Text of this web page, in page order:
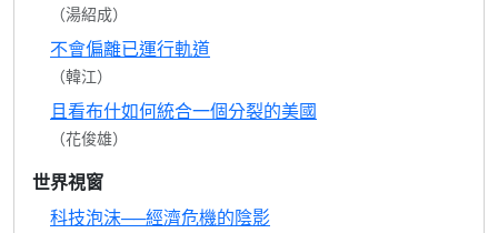
（湯紹成）
不會偏離已運行軌道
（韓江）
且看布什如何統合一個分裂的美國
（花俊雄）
世界視窗
科技泡沫──經濟危機的陰影